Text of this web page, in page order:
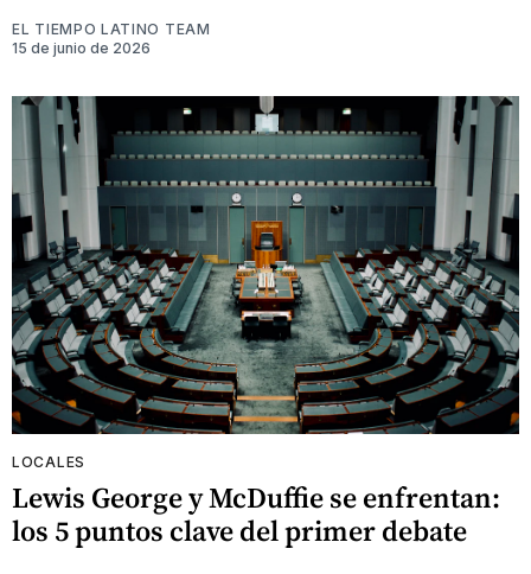
EL TIEMPO LATINO TEAM
15 de junio de 2026
LOCALES
Lewis George y McDuffie se enfrentan:
los 5 puntos clave del primer debate